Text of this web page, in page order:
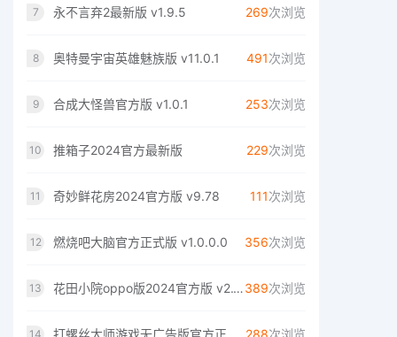
7 永不言弃2最新版 v1.9.5 269次浏览
8 奥特曼宇宙英雄魅族版 v11.0.1 491次浏览
9 合成大怪兽官方版 v1.0.1 253次浏览
10 推箱子2024官方最新版 229次浏览
11 奇妙鲜花房2024官方版 v9.78 111次浏览
12 燃烧吧大脑官方正式版 v1.0.0.0 356次浏览
13 花田小院oppo版2024官方版 v2.1.12 389次浏览
14 打螺丝大师游戏无广告版官方正式版 v1.0 288次浏览